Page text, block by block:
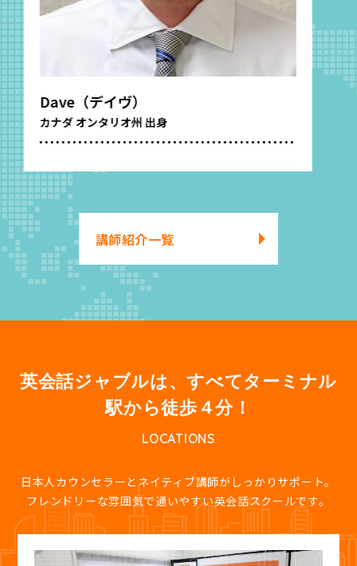
Jesse（ジェシー）
アメリカ コネチカット州 出身
講師紹介一覧
英会話ジャブルは、すべてターミナル
駅から徒歩４分！
LOCATIONS
⽇本⼈カウンセラーとネイティブ講師がしっかりサポート。
フレンドリーな雰囲気で通いやすい英会話スクールです。